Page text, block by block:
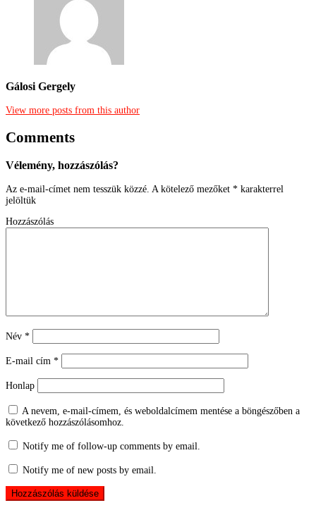
Gálosi Gergely
View more posts from this author
Comments
Vélemény, hozzászólás?
Az e-mail-címet nem tesszük közzé. A kötelező mezőket * karakterrel
jelöltük
Hozzászólás
Név *
E-mail cím *
Honlap
A nevem, e-mail-címem, és weboldalcímem mentése a böngészőben a
következő hozzászólásomhoz.
Notify me of follow-up comments by email.
Notify me of new posts by email.